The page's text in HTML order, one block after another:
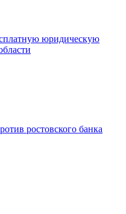
юридическую
ростовского банка